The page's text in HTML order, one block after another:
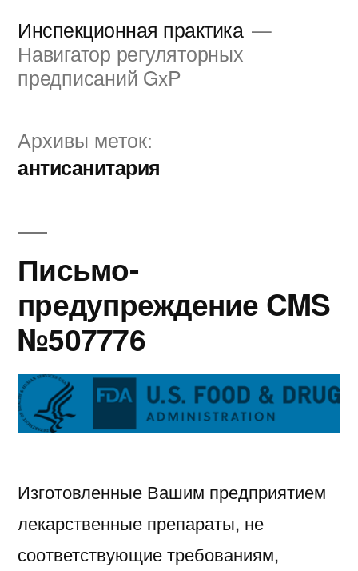
содержимому
Инспекционная практика
Навигатор регуляторных
предписаний GxP
Архивы меток:
антисанитария
Письмо-
предупреждение CMS
№507776
Изготовленные Вашим предприятием
лекарственные препараты, не
соответствующие требованиям,